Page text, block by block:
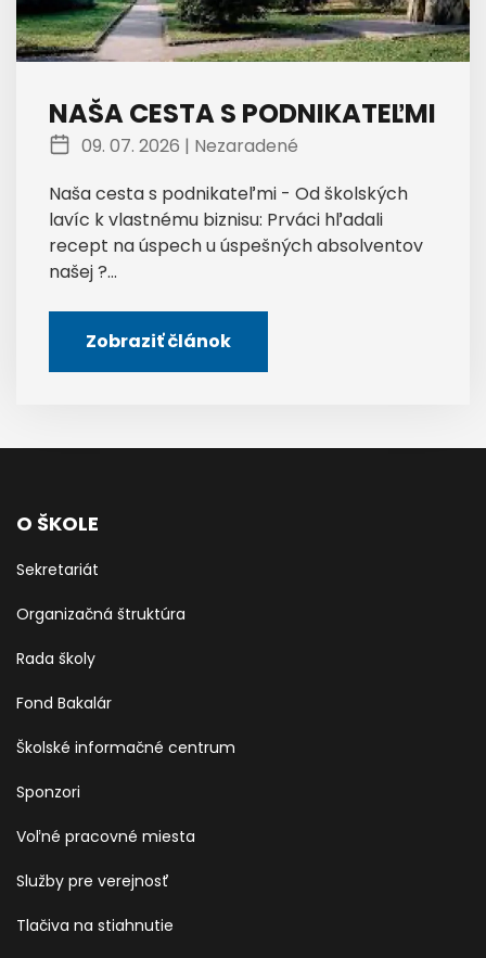
NAŠA CESTA S PODNIKATEĽMI
09. 07. 2026 | Nezaradené
Naša cesta s podnikateľmi - Od školských
lavíc k vlastnému biznisu: Prváci hľadali
recept na úspech u úspešných absolventov
našej ?...
Zobraziť článok
O ŠKOLE
Sekretariát
Organizačná štruktúra
Rada školy
Fond Bakalár
Školské informačné centrum
Sponzori
Voľné pracovné miesta
Služby pre verejnosť
Tlačiva na stiahnutie